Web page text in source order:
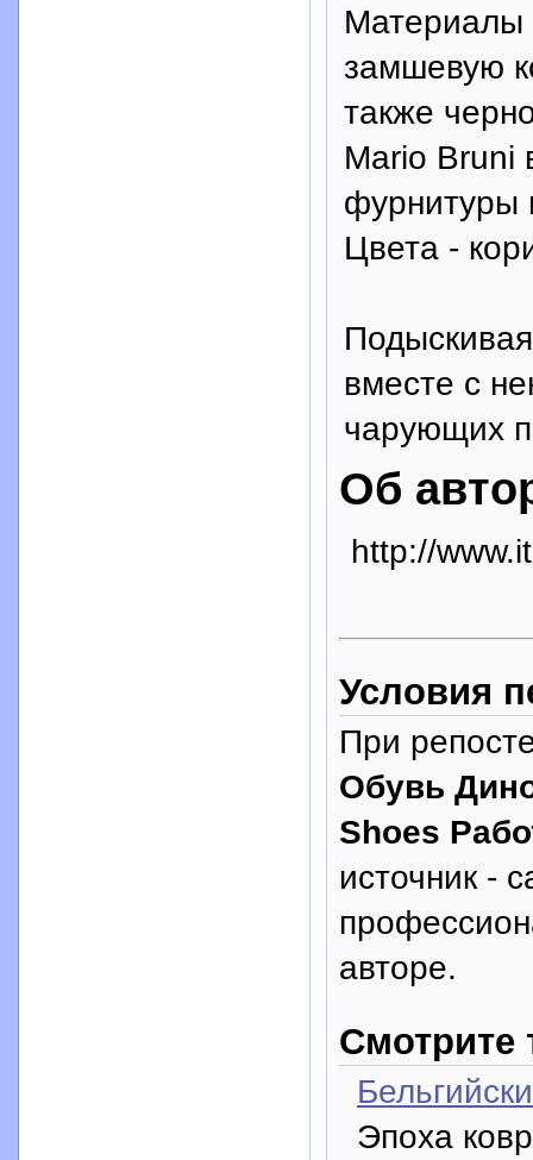
Материалы
замшевую
также
Mario Bruni
фурнитуры
Цвета -
вместе с
чарующих
Об
http://
Условия
При
Обувь
Shoes
источник -
авторе.
Смотрите
Эпоха